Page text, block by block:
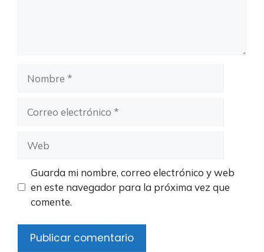
electrónico
Guarda mi nombre, correo electrónico y web
en este navegador para la próxima vez que
comente.